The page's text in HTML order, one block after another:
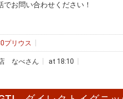
お問い合わせください！
プリウス
なべさん at 18:10